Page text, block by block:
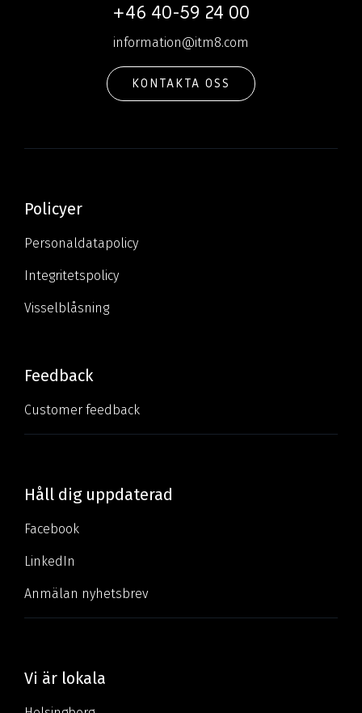
+46 40-59 24 00
information@itm8.com
KONTAKTA OSS
Policyer
Personaldatapolicy
Integritetspolicy
Visselblåsning
Feedback
Customer feedback
Håll dig uppdaterad
Facebook
LinkedIn
Anmälan nyhetsbrev
Vi är lokala